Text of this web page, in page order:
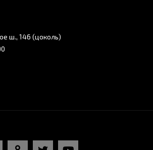
ш., 146 (цоколь)